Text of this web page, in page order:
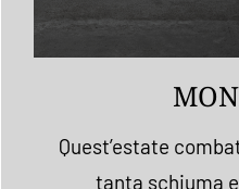
Quest’estate
tanta schiuma